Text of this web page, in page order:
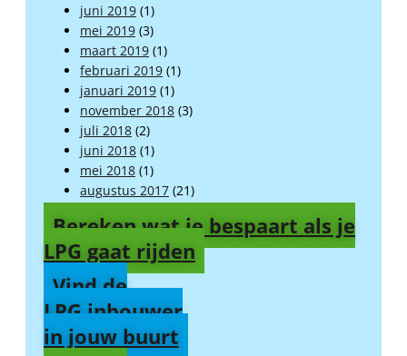
juni 2019 (1)
mei 2019 (3)
maart 2019 (1)
februari 2019 (1)
januari 2019 (1)
november 2018 (3)
juli 2018 (2)
juni 2018 (1)
mei 2018 (1)
augustus 2017 (21)
Bereken wat je bespaart als je
LPG gaat rijden
Vind de
LPG inbouwer
in jouw buurt